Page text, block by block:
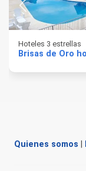
Hoteles 3 estrellas
Quienes somos